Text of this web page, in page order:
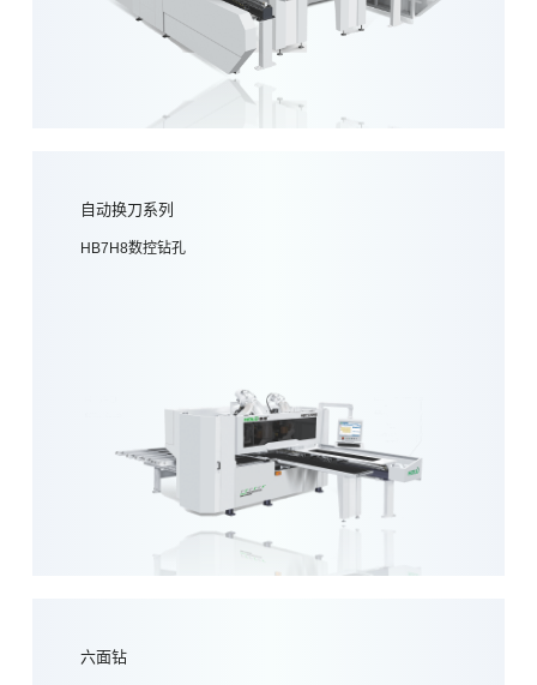
自动换刀系列
HB7H8数控钻孔
六面钻